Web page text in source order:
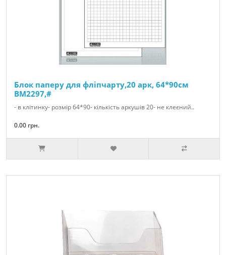
Блок паперу для фліпчарту,20 арк, 64*90см
BM2297,#
- в клітинку- розмір 64*90- кількість аркушів 20- не клеєний..
0.00 грн.